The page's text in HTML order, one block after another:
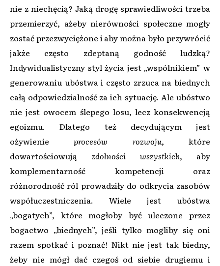
nie z niechęcią? Jaką drogę sprawiedliwości trzeba
przemierzyć, ażeby nierówności społeczne mogły
zostać przezwyciężone i aby można było przywrócić
jakże często zdeptaną godność ludzką?
Indywidualistyczny styl życia jest „wspólnikiem” w
generowaniu ubóstwa i często zrzuca na biednych
całą odpowiedzialność za ich sytuację. Ale ubóstwo
nie jest owocem ślepego losu, lecz konsekwencją
egoizmu. Dlatego też decydującym jest
ożywienieprocesów rozwoju, które
dowartościowują zdolności wszystkich, aby
komplementarność kompetencji oraz
różnorodność ról prowadziły do odkrycia zasobów
współuczestniczenia. Wiele jest ubóstwa
„bogatych”, które mogłoby być uleczone przez
bogactwo „biednych”, jeśli tylko mogliby się oni
razem spotkać i poznać! Nikt nie jest tak biedny,
żeby nie mógł dać czegoś od siebie drugiemu i